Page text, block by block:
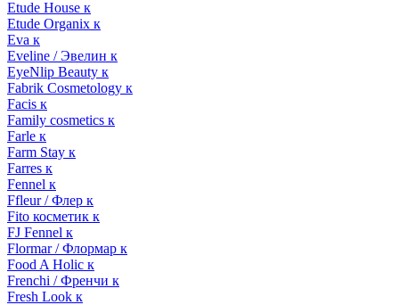
Etude House к
Etude Organix к
Eva к
Eveline / Эвелин к
EyeNlip Beauty к
Fabrik Cosmetology к
Facis к
Family cosmetics к
Farle к
Farm Stay к
Farres к
Fennel к
Ffleur / Флер к
Fito косметик к
FJ Fennel к
Flormar / Флормар к
Food A Holic к
Frenchi / Френчи к
Fresh Look к